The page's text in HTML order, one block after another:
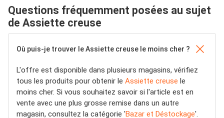
Questions fréquemment posées au sujet
de Assiette creuse
Où puis-je trouver le Assiette creuse le moins cher ?
L'offre est disponible dans plusieurs magasins, vérifiez
tous les produits pour obtenir le Assiette creuse le
moins cher. Si vous souhaitez savoir si l'article est en
vente avec une plus grosse remise dans un autre
magasin, consultez la catégorie 'Bazar et Déstockage'.